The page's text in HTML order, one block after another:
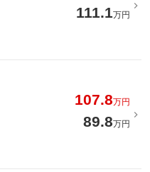
111.1万円
107.8万円
89.8万円